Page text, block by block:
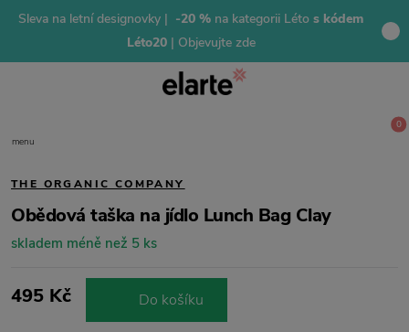
Sleva na letní designovky | -20 % na kategorii Léto s kódem
Léto20 | Objevujte zde
menu
0
THE ORGANIC COMPANY
Obědová taška na jídlo Lunch Bag Clay
skladem méně než 5 ks
495 Kč Do košíku